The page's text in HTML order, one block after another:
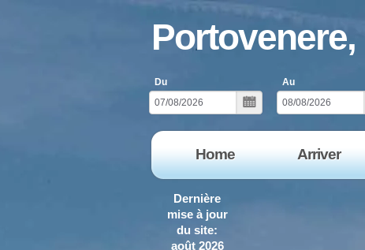
Portovenere,
Du
Au
Home Arriver
Dernière
mise à jour
du site:
août 2026